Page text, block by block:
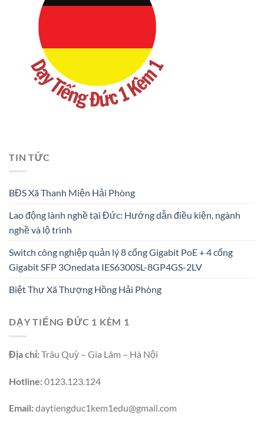
TIN TỨC
BĐS Xã Thanh Miện Hải Phòng
Lao động lành nghề tại Đức: Hướng dẫn điều kiện, ngành
nghề và lộ trình
Switch công nghiệp quản lý 8 cổng Gigabit PoE + 4 cổng
Gigabit SFP 3Onedata IES6300SL-8GP4GS-2LV
Biệt Thự Xã Thượng Hồng Hải Phòng
DẠY TIẾNG ĐỨC 1 KÈM 1
Địa chỉ:Trâu Quỳ – Gia Lâm – Hà Nội
Hotline:0123.123.124
Email:daytiengduc1kem1edu@gmail.com